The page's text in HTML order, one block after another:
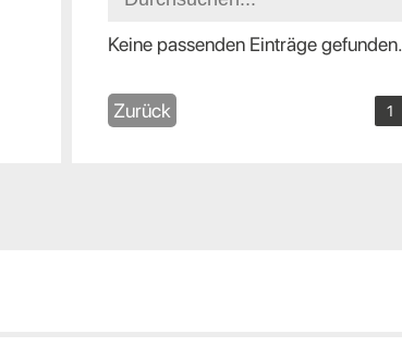
Keine passenden Einträge gefunden.
Zurück 1